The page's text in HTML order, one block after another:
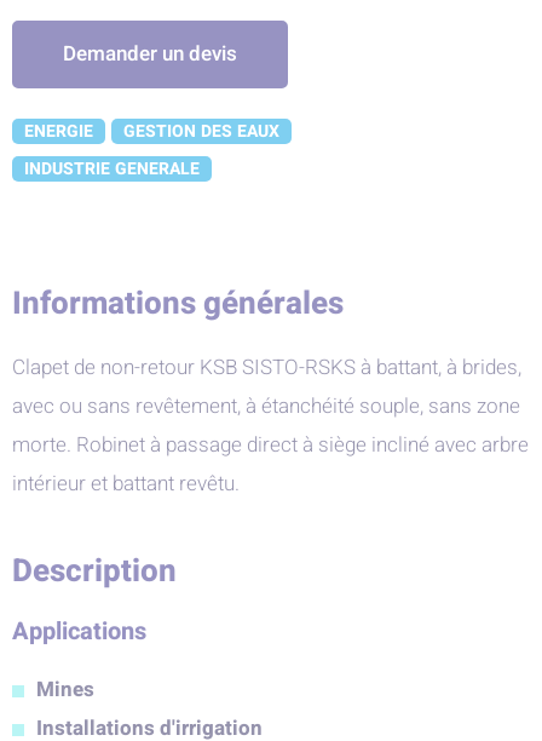
Demander un devis
ENERGIE
GESTION DES EAUX
INDUSTRIE GENERALE
Informations générales
Clapet de non-retour KSB SISTO-RSKS à battant, à brides,
avec ou sans revêtement, à étanchéité souple, sans zone
morte. Robinet à passage direct à siège incliné avec arbre
intérieur et battant revêtu.
Description
Applications
Mines
Installations d'irrigation